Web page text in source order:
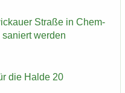
Stra­ße in Chem­
wer­den
die Halde 20